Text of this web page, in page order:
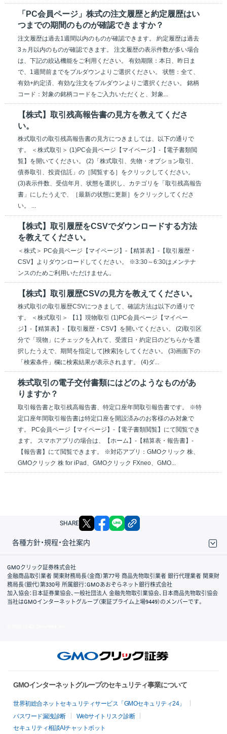
「PC会員ページ」株式の注文履歴と約定履歴はい
つまでの期間のものが確認できますか？
注文履歴は過去1週間以内のものが確認できます。 約定履歴は過去
3ヵ月以内のものが確認できます。 注文履歴の表示件数が多い場合
は、下記の絞込機能をご利用ください。 有効期限：本日、昨日ま
で、1週間前までをプルダウンよりご選択ください。 状態：全て、
有効+約定済、有効な注文をプルダウンよりご選択ください。 銘柄
コード：対象の銘柄コードをご入力いただくと、対象...
【株式】取引残高報告書の見方を教えてくださ
い。
株式取引の取引残高報告書の見方につきましては、以下の通りで
す。 ＜株式取引＞ (1)PC会員ページ【マイページ】-【電子書類閲
覧】を開いてください。 (2)「株式取引、先物・オプション取引、
債券取引、投資信託」の［閲覧する］をクリックしてください。
(3)表示件数、受信年月、状態を選択し、カテゴリを「取引残高報告
書」にしたうえで、［最新の状態に更新］をクリックしてくださ
い。 ...
【株式】取引履歴をCSVでダウンロードする方法
を教えてください。
＜株式＞ PC会員ページ【マイページ】-【精算表】-【取引履歴・
CSV】よりダウンロードしてください。 ※3:30～6:30はメンテナ
ンスのためご利用いただけません。
【株式】取引履歴CSVの見方を教えてください。
株式取引の取引履歴CSVにつきまして、確認方法は以下の通りで
す。 ＜株式取引＞ 【1】現物取引 (1)PC会員ページ【マイペー
ジ】-【精算表】-【取引履歴・CSV】を開いてください。 (2)取引区
分で「現物」にチェックを入れて、受渡日・約定日のどちらかを選
択したうえで、期間を指定して[検索]をしてください。 (3)画面下の
「検索条件」欄に検索結果が表示されます。 (4)ダ...
株式取引の電子交付書類にはどのようなものがあ
りますか？
取引報告書と取引残高報告書、特定口座年間取引報告書です。 ※特
定口座年間取引報告書は特定口座を開設済みのお客様のみ対象で
す。 PC会員ページ【マイページ】-【電子書類閲覧】にて閲覧でき
ます。 スマホアプリの場合は、【ホーム】-【精算表・報告書】-
【報告書】にて閲覧できます。 ※対応アプリ：GMOクリック 株、
GMOクリック 株 for iPad、GMOクリック FXneo、GMO...
SHARE X facebook
各種方針・規程・会社案内
取引規程・約款
サイトマップ
その他のご案内
個人情報保護方針
最良執行方針
サイトのご利用について
ディスクレイマー
信託保全
リスク説明
会社案内
GMOクリック証券株式会社
金融商品取引業者 関東財務局長（金商）第77号 商品先物取引業者 銀行代理業者 関東財
務局長（銀代）第330号 所属銀行：GMOあおぞらネット銀行株式会社
加入協会：日本証券業協会、一般社団法人 金融先物取引業協会、日本商品先物取引協会
当社はGMOインターネットグループ（東証プライム上場9449）のメンバーです。
GMOインターネットグループのセキュリティ事業について
世界初総合ネットセキュリティサービス「GMOセキュリティ24」
パスワード漏洩診断
Webサイトリスク診断
セキュリティ相談AIチャットボット